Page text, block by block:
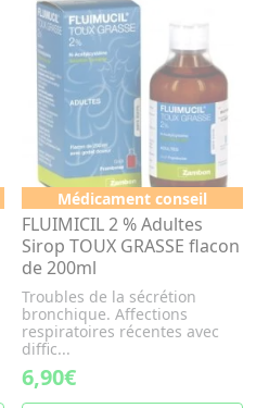
Médicament conseil
FLUIMICIL 2 % Adultes
Sirop TOUX GRASSE flacon
de 200ml
Troubles de la sécrétion
bronchique. Affections
respiratoires récentes avec
diffic...
6,90€